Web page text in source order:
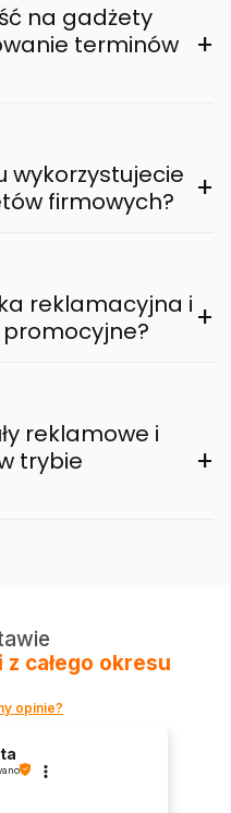
na gadżety
terminów
+
wykorzystujecie
firmowych?
+
reklamacyjna i +
reklamowe i
trybie
+
z całego okresu
opinie?